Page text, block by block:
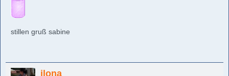
stillen gruß sabine
ilona